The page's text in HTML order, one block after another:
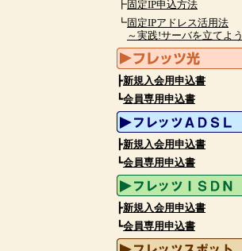
┣固定IP申込方法
┗固定IPアドレス活用法
～実践!サーバを立てよう
┣新規入会用申込書
┗会員専用申込書
┣新規入会用申込書
┗会員専用申込書
┣新規入会用申込書
┗会員専用申込書